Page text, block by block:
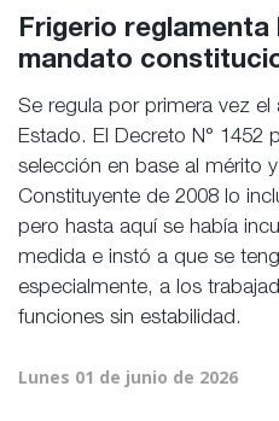
Frigerio
mandato
Se regula por primera vez
Estado. El Decreto N° 1452
selección en base al mérito
Constituyente de 2008 lo
pero hasta aquí se había
medida e instó a que se
especialmente, a los
funciones sin estabilidad.
Lunes 01 de junio de 2026